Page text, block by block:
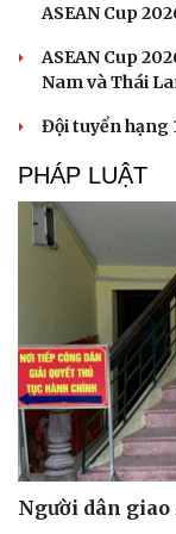
Cải chính
ASEAN Cup
ASEAN Cup
Nam và Thái
Đội tuyển hạng
PHÁP LUẬT
Người dân giao